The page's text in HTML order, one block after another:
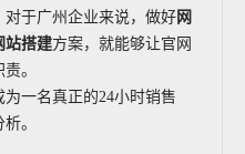
于广州企业来说，做好网
站搭建方案，就能够让官网
。
一名真正的24小时销售
。